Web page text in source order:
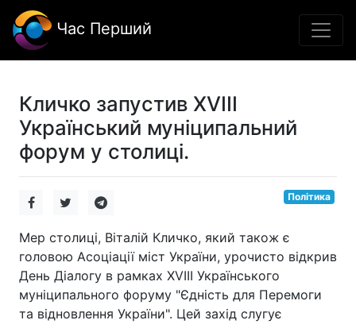
Час Перший
Кличко запустив XVIII
Український муніципальний
форум у столиці.
Політика
Мер столиці, Віталій Кличко, який також є
головою Асоціації міст України, урочисто відкрив
День Діалогу в рамках XVIII Українського
муніципального форуму "Єдність для Перемоги
та відновлення України". Цей захід слугує